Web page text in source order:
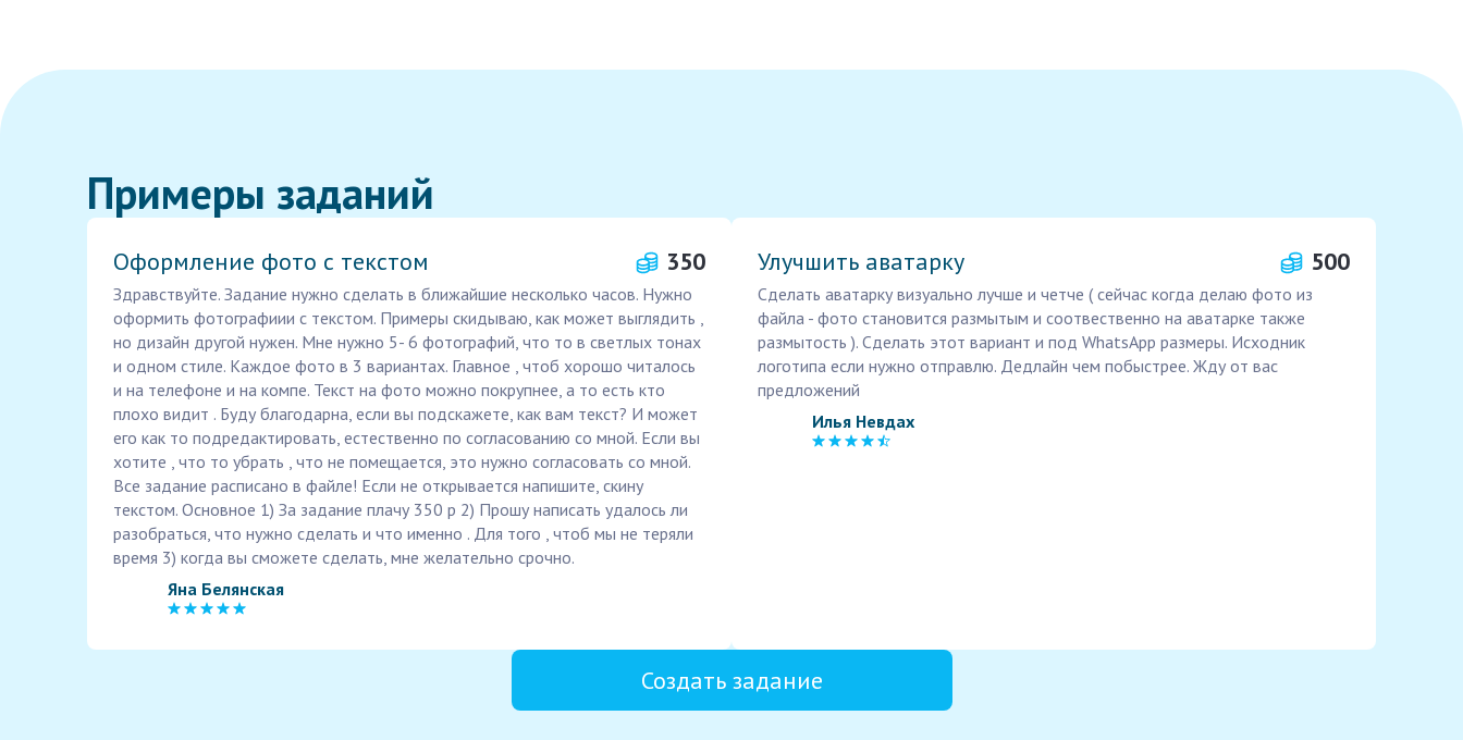
Примеры заданий
Оформление фото с текстом 350
Здравствуйте. Задание нужно сделать в ближайшие несколько часов. Нужно
оформить фотографиии с текстом. Примеры скидываю, как может выглядить ,
но дизайн другой нужен. Мне нужно 5- 6 фотографий, что то в светлых тонах
и одном стиле. Каждое фото в 3 вариантах. Главное , чтоб хорошо читалось
и на телефоне и на компе. Текст на фото можно покрупнее, а то есть кто
плохо видит . Буду благодарна, если вы подскажете, как вам текст? И может
его как то подредактировать, естественно по согласованию со мной. Если вы
хотите , что то убрать , что не помещается, это нужно согласовать со мной.
Все задание расписано в файле! Если не открывается напишите, скину
текстом. Основное 1) За задание плачу 350 р 2) Прошу написать удалось ли
разобраться, что нужно сделать и что именно . Для того , чтоб мы не теряли
время 3) когда вы сможете сделать, мне желательно срочно.
Яна Белянская
Улучшить аватарку 500
Сделать аватарку визуально лучше и четче ( сейчас когда делаю фото из
файла - фото становится размытым и соотвественно на аватарке также
размытость ). Сделать этот вариант и под WhatsApp размеры. Исходник
логотипа если нужно отправлю. Дедлайн чем побыстрее. Жду от вас
предложений
Илья Невдах
Создать задание